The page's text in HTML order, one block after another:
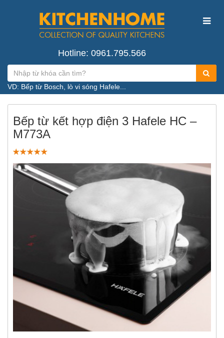
Hotline: 0961.795.566
VD: Bếp từ Bosch, lò vi sóng Hafele...
Bếp từ kết hợp điện 3 Hafele HC –
M773A